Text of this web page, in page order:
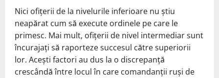
Nici ofițerii de la nivelurile inferioare nu știu
neapărat cum să execute ordinele pe care le
primesc. Mai mult, ofițerii de nivel intermediar sunt
încurajați să raporteze succesul către superiorii
lor. Acești factori au dus la o discrepanță
crescândă între locul în care comandanții ruși de